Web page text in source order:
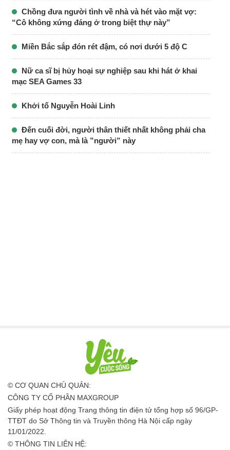
Chồng đưa người tình về nhà và hét vào mặt vợ:
“Cô không xứng đáng ở trong biệt thự này”
Miền Bắc sắp đón rét đậm, có nơi dưới 5 độ C
Nữ ca sĩ bị hủy hoại sự nghiệp sau khi hát ở khai
mạc SEA Games 33
Khởi tố Nguyễn Hoài Linh
Đến cuối đời, người thân thiết nhất không phải cha
mẹ hay vợ con, mà là ”người” này
© CƠ QUAN CHỦ QUẢN:
CÔNG TY CỔ PHẦN MAXGROUP
Giấy phép hoạt động Trang thông tin điện tử tổng hợp số 96/GP-
TTĐT do Sở Thông tin và Truyền thông Hà Nội cấp ngày
11/01/2022.
© THÔNG TIN LIÊN HỆ: